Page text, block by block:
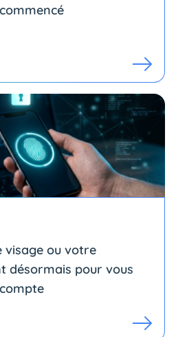
visage ou votre
désormais pour vous